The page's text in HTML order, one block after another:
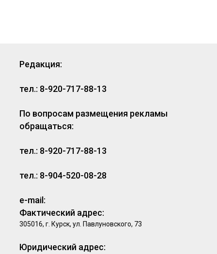
Редакция:
тел.: 8-920-717-88-13
По вопросам размещения рекламы
обращаться:
тел.: 8-920-717-88-13
тел.: 8-904-520-08-28
e-mail:
Фактический адрес:
305016, г. Курск, ул. Павлуновского, 73
Юридический адрес: